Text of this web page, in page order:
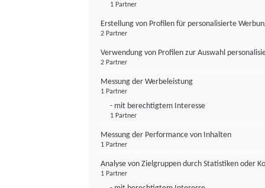
1 Partner
Erstellung von Profilen für personalisierte
2 Partner
Verwendung von Profilen zur Auswahl
2 Partner
Messung der Werbeleistung
1 Partner
- mit berechtigtem Interesse
1 Partner
Messung der Performance von Inhalten
1 Partner
Analyse von Zielgruppen durch Statistiken oder
1 Partner